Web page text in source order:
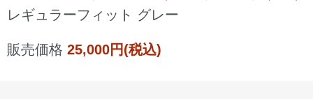
レギュラーフィット グレー
販売価格 25,000円(税込)